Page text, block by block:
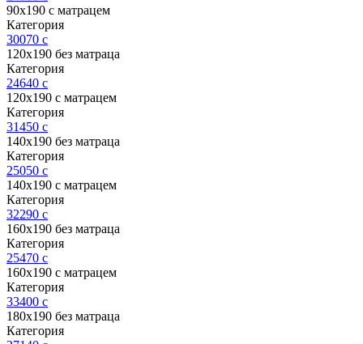
90х190 с матрацем
Категория
30070 c
120х190 без матраца
Категория
24640 c
120х190 с матрацем
Категория
31450 c
140х190 без матраца
Категория
25050 c
140х190 с матрацем
Категория
32290 c
160х190 без матраца
Категория
25470 c
160х190 с матрацем
Категория
33400 c
180х190 без матраца
Категория